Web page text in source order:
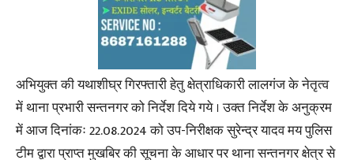
अभियुक्त की यथाशीघ्र गिरफ्तारी हेतु क्षेत्राधिकारी लालगंज के नेतृत्व
में थाना प्रभारी सन्तनगर को निर्देश दिये गये । उक्त निर्देश के अनुक्रम
में आज दिनांकः 22.08.2024 को उप-निरीक्षक सुरेन्द्र यादव मय पुलिस
टीम द्वारा प्राप्त मुखबिर की सूचना के आधार पर थाना सन्तनगर क्षेत्र से